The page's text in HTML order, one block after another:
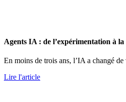
Agents IA : de l’expérimentation à
En moins de trois ans, l’IA a changé
Lire l'article